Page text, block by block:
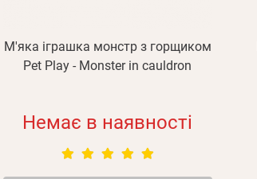
М'яка іграшка монстр з горщиком
Pet Play - Monster in cauldron
Немає в наявності